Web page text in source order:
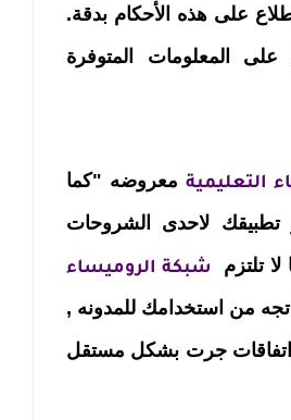
على هذه الأحكام بدقة.
المعلومات المتوفرة
التعليمية معروضه "كما
لاحدى الشروحات
تلتزم
شبكة الروميساء
من استخدامك للمدونه ,
اتفاقات جرت بشكل مستقل